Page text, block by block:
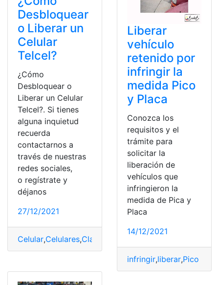
Desbloquear
o Liberar un
Celular
Telcel?
¿Cómo
Desbloquear o
Liberar un Celular
Telcel?. Si tienes
alguna inquietud
recuerda
contactarnos a
través de nuestras
redes sociales,
o regístrate y
déjanos
27/12/2021
Celular,Celulares,Clave
Liberar
vehículo
retenido por
infringir la
medida Pico
y Placa
Conozca los
requisitos y el
trámite para
solicitar la
liberación de
vehículos que
infringieron la
medida de Pica y
Placa
14/12/2021
infringir,liberar,Pico y